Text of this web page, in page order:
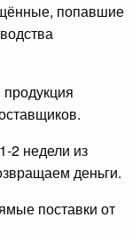
попавшие
продукция
2 недели из
деньги.
поставки от